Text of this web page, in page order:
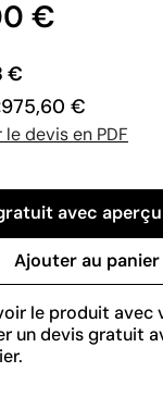
€
€
975,60 €
devis en PDF
avec
Ajouter au panier
le produit avec
un devis gratuit